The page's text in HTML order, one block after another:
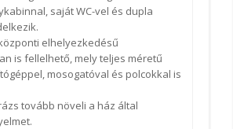
saját WC-vel és dupla
elhelyezkedésű
is fellelhető, mely teljes méretű
mosogatóval és polcokkal is
tovább növeli a ház által